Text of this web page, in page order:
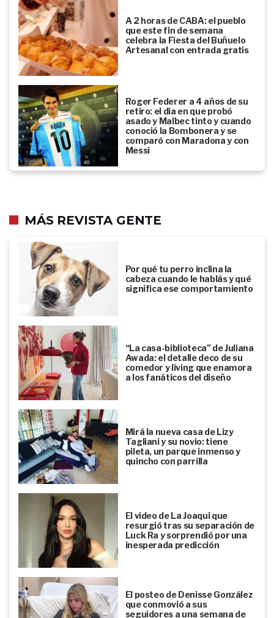
A 2 horas de CABA: el pueblo
que este fin de semana
celebra la Fiesta del Buñuelo
Artesanal con entrada gratis
Roger Federer a 4 años de su
retiro: el día en que probó
asado y Malbec tinto y cuando
conoció la Bombonera y se
comparó con Maradona y con
Messi
MÁS REVISTA GENTE
Por qué tu perro inclina la
cabeza cuando le hablás y qué
significa ese comportamiento
“La casa-biblioteca” de Juliana
Awada: el detalle deco de su
comedor y living que enamora
a los fanáticos del diseño
Mirá la nueva casa de Lizy
Tagliani y su novio: tiene
pileta, un parque inmenso y
quincho con parrilla
El video de La Joaqui que
resurgió tras su separación de
Luck Ra y sorprendió por una
inesperada predicción
El posteo de Denisse González
que conmovió a sus
seguidores a una semana de